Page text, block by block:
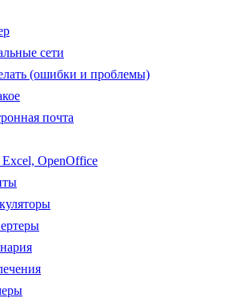
сети
(ошибки и проблемы)
почта
Excel, OpenOffice